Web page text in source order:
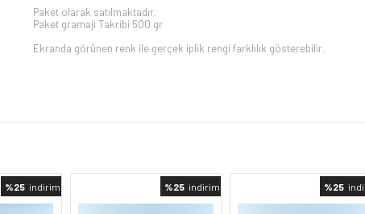
Paket olarak satılmaktadır.
Paket gramajı Takribi 500 gr
Ekranda görünen renk ile gerçek iplik rengi farklılık gösterebilir.
%25 indirimli %25 indirimli %25